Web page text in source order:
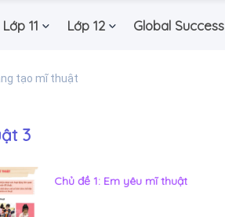
Lớp 11 Lớp 12 Global Success
tạo mĩ thuật
3
Chủ đề 1: Em yêu mĩ thuật